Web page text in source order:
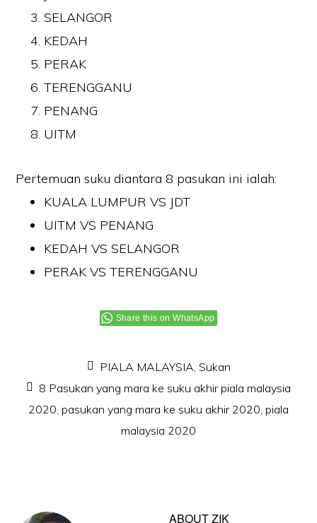
SELANGOR
KEDAH
PERAK
TERENGGANU
PENANG
UITM
Pertemuan suku diantara 8 pasukan ini ialah:
KUALA LUMPUR VS JDT
UITM VS PENANG
KEDAH VS SELANGOR
PERAK VS TERENGGANU
Share this on WhatsApp
PIALA MALAYSIA, Sukan
8 Pasukan yang mara ke suku akhir piala malaysia
2020, pasukan yang mara ke suku akhir 2020, piala
malaysia 2020
ABOUTZIK